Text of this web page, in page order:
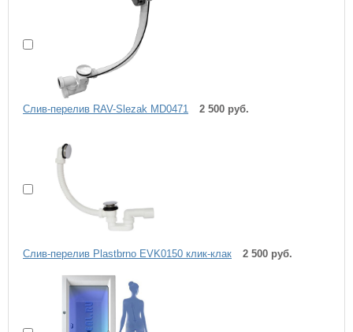
Слив-перелив RAV-Slezak MD0471 2 500 руб.
Слив-перелив Plastbrno EVK0150 клик-клак 2 500 руб.